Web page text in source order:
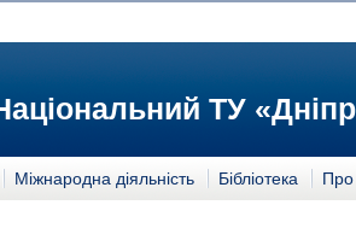
ТУ
Міжнародна діяльність Бібліотека Про